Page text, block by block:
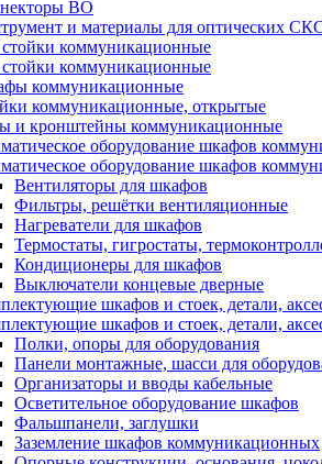
ВО
и материалы для оптических
коммуникационные
коммуникационные
коммуникационные
коммуникационные, открытые
и кронштейны коммуникационные
оборудование шкафов
оборудование шкафов
Вентиляторы для шкафов
Фильтры, решётки вентиляционные
Нагреватели для шкафов
Термостаты, гигростаты,
Кондиционеры для шкафов
Выключатели концевые дверные
шкафов и стоек, детали,
шкафов и стоек, детали,
Полки, опоры для оборудования
Панели монтажные, шасси для
Организаторы и вводы кабельные
Осветительное оборудование шкафов
Фальшпанели, заглушки
Заземление шкафов коммуникационных